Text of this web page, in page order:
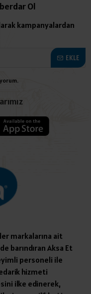
Ol
kampanyalardan
EKLE
markalarına ait
barındıran Aksa Et
personeli ile
hizmeti
ilke edinerek,